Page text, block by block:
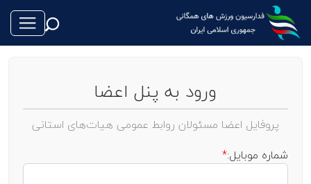
ورود به پنل اعضا
پروفایل اعضا مسئولان روابط عمومی هیات‌های استانی
شماره موبایل:*
طناب بازی
فوتبال